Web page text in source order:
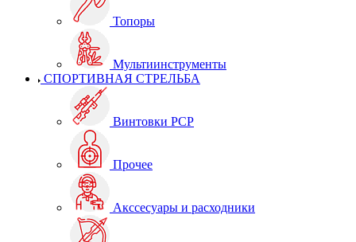
Топоры
Мультиинструменты
СПОРТИВНАЯ СТРЕЛЬБА
Винтовки PCP
Прочее
Акссесуары и расходники